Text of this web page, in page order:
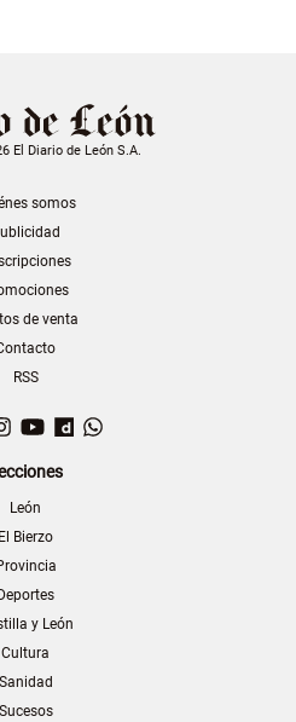
El Diario de León S.A.
somos
de venta
RSS
Instagram
YouTubeDailymotion
León
El Bierzo
Deportes
y León
Cultura
Sanidad
Sucesos